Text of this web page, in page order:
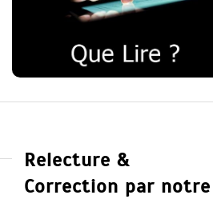
Relecture &
Correction par notre